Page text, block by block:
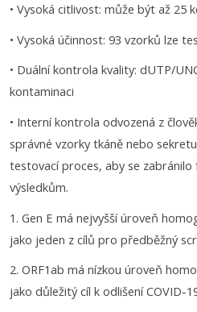
• Vysoká citlivost: může být až 25
• Vysoká účinnost: 93 vzorků lze
• Duální kontrola kvality: dUTP/
kontaminaci
• Interní kontrola odvozená z
správné vzorky tkáně nebo
testovací proces, aby se zabránilo
výsledkům.
1. Gen E má nejvyšší úroveň
jako jeden z cílů pro předběžný
2. ORF1ab má nízkou úroveň
jako důležitý cíl k odlišení COVID-